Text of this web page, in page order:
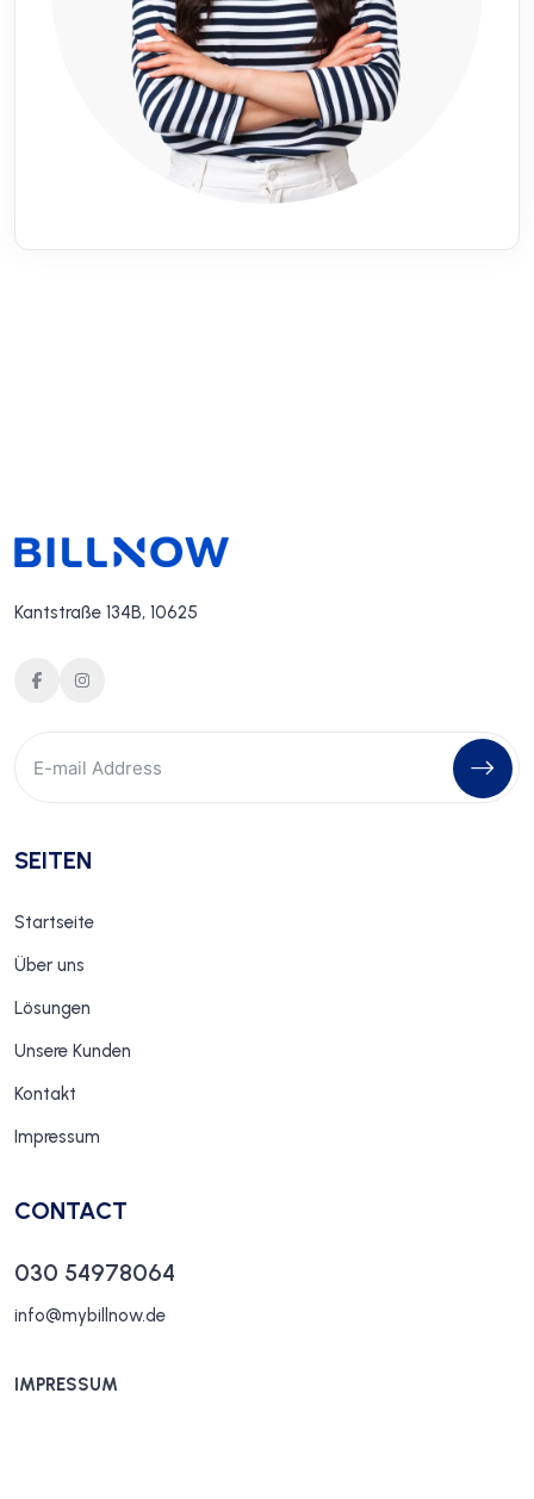
Kantstraße 134B, 10625
SEITEN
Startseite
Über uns
Lösungen
Unsere Kunden
Kontakt
Impressum
CONTACT
030 54978064
info@mybillnow.de
IMPRESSUM